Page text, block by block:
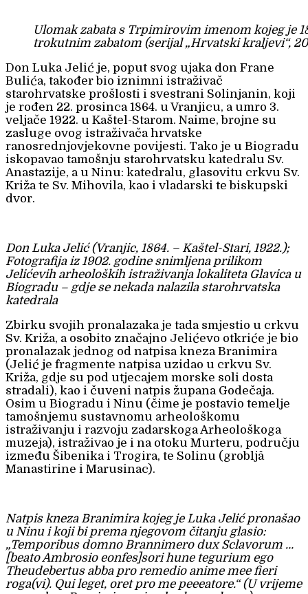
Ulomak zabata s Trpimirovim imenom kojeg je
trokutnim zabatom (serijal „Hrvatski kraljevi“,
Don Luka Jelić je, poput svog ujaka don Frane
Bulića, također bio iznimni istraživač
starohrvatske prošlosti i svestrani Solinjanin, koji
je rođen 22. prosinca 1864. u Vranjicu, a umro 3.
veljače 1922. u Kaštel-Starom. Naime, brojne su
zasluge ovog istraživača hrvatske
ranosrednjovjekovne povijesti. Tako je u Biogradu
iskopavao tamošnju starohrvatsku katedralu Sv.
Anastazije, a u Ninu: katedralu, glasovitu crkvu Sv.
Križa te Sv. Mihovila, kao i vladarski te biskupski
dvor.
Don Luka Jelić (Vranjic, 1864. – Kaštel-Stari, 1922.);
Fotografija iz 1902. godine snimljena prilikom
Jelićevih arheoloških istraživanja lokaliteta Glavica u
Biogradu – gdje se nekada nalazila starohrvatska
katedrala
Zbirku svojih pronalazaka je tada smjestio u crkvu
Sv. Križa, a osobito značajno Jelićevo otkriće je bio
pronalazak jednog od natpisa kneza Branimira
(Jelić je fragmente natpisa uzidao u crkvu Sv.
Križa, gdje su pod utjecajem morske soli dosta
stradali), kao i čuveni natpis župana Godečaja.
Osim u Biogradu i Ninu (čime je postavio temelje
tamošnjemu sustavnomu arheološkomu
istraživanju i razvoju zadarskoga Arheološkoga
muzeja), istraživao je i na otoku Murteru, području
između Šibenika i Trogira, te Solinu (grobljâ
Manastirine i Marusinac).
Natpis kneza Branimira kojeg je Luka Jelić pronašao
u Ninu i koji bi prema njegovom čitanju glasio:
„Temporibus domno Brannimero dux Sclavorum …
[beato Ambrosio eonfes]sori hune tegurium ego
Theudebertus abba pro remedio anime mee fieri
roga(vi). Qui leget, oret pro me peeeatore.“ (U vrijeme